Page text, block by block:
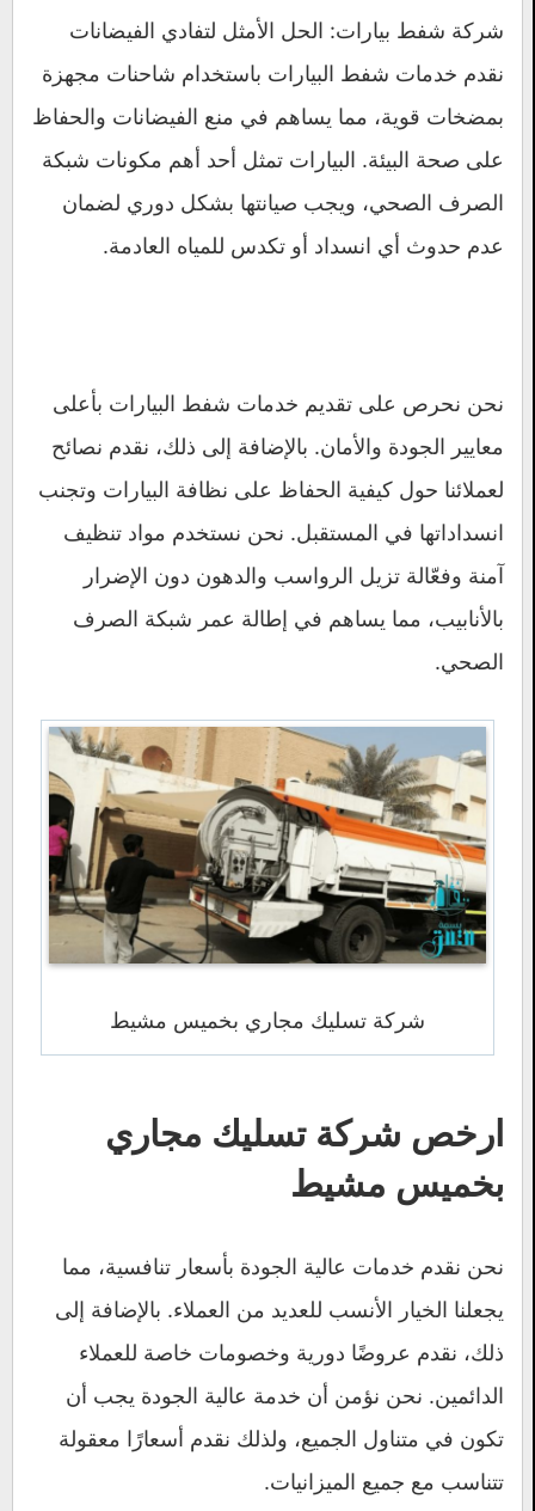
شركة شفط بيارات: الحل الأمثل لتفادي الفيضانات
نقدم خدمات شفط البيارات باستخدام شاحنات مجهزة
بمضخات قوية، مما يساهم في منع الفيضانات والحفاظ
على صحة البيئة. البيارات تمثل أحد أهم مكونات شبكة
الصرف الصحي، ويجب صيانتها بشكل دوري لضمان
عدم حدوث أي انسداد أو تكدس للمياه العادمة.
نحن نحرص على تقديم خدمات شفط البيارات بأعلى
معايير الجودة والأمان. بالإضافة إلى ذلك، نقدم نصائح
لعملائنا حول كيفية الحفاظ على نظافة البيارات وتجنب
انسداداتها في المستقبل. نحن نستخدم مواد تنظيف
آمنة وفعّالة تزيل الرواسب والدهون دون الإضرار
بالأنابيب، مما يساهم في إطالة عمر شبكة الصرف
الصحي.
شركة تسليك مجاري بخميس مشيط
ارخص شركة تسليك مجاري
بخميس مشيط
نحن نقدم خدمات عالية الجودة بأسعار تنافسية، مما
يجعلنا الخيار الأنسب للعديد من العملاء. بالإضافة إلى
ذلك، نقدم عروضًا دورية وخصومات خاصة للعملاء
الدائمين. نحن نؤمن أن خدمة عالية الجودة يجب أن
تكون في متناول الجميع، ولذلك نقدم أسعارًا معقولة
تتناسب مع جميع الميزانيات.